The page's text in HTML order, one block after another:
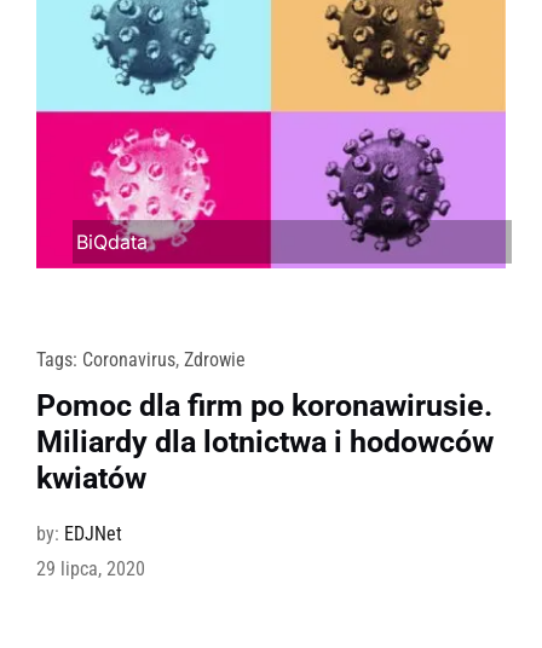
BiQdata
Tags: Coronavirus, Zdrowie
Pomoc dla firm po koronawirusie.
Miliardy dla lotnictwa i hodowców
kwiatów
by: EDJNet
29 lipca, 2020